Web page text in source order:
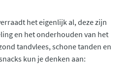
het eigenlijk al, deze zijn
en het onderhouden van het
tandvlees, schone tanden en
kun je denken aan: